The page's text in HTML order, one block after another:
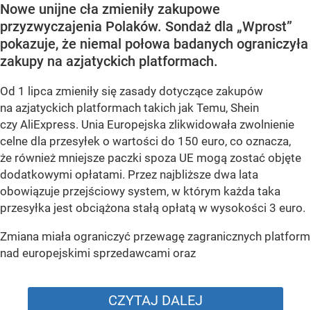
Nowe unijne cła zmieniły zakupowe
przyzwyczajenia Polaków. Sondaż dla „Wprost”
pokazuje, że niemal połowa badanych ograniczyła
zakupy na azjatyckich platformach.
Od 1 lipca zmieniły się zasady dotyczące zakupów
na azjatyckich platformach takich jak Temu, Shein
czy AliExpress. Unia Europejska zlikwidowała zwolnienie
celne dla przesyłek o wartości do 150 euro, co oznacza,
że również mniejsze paczki spoza UE mogą zostać objęte
dodatkowymi opłatami. Przez najbliższe dwa lata
obowiązuje przejściowy system, w którym każda taka
przesyłka jest obciążona stałą opłatą w wysokości 3 euro.
Zmiana miała ograniczyć przewagę zagranicznych platform
nad europejskimi sprzedawcami oraz
CZYTAJ DALEJ